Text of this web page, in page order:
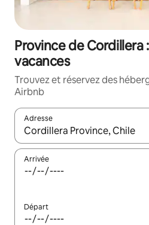
Province de Cordillera
vacances
Trouvez et réservez des
Airbnb
Adresse
Lorsque les résultats
Arrivée
Départ